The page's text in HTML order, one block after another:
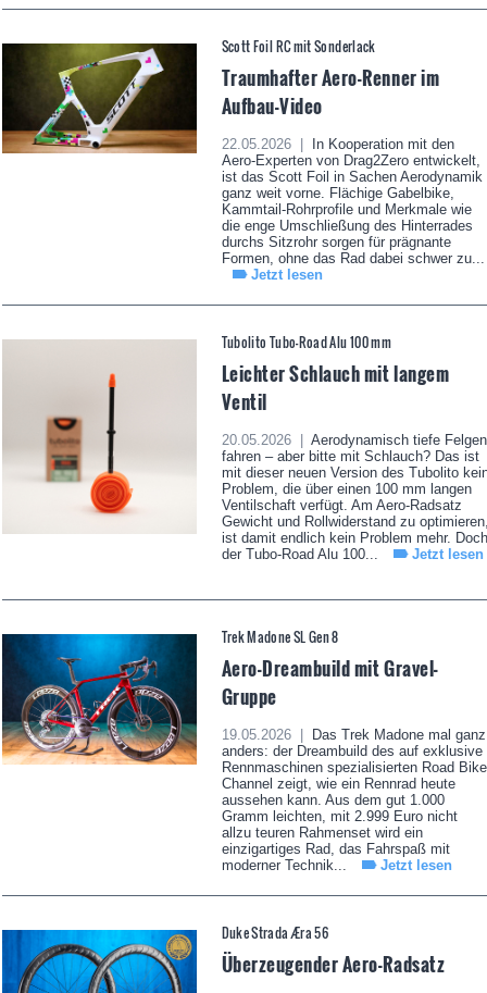
Scott Foil RC mit Sonderlack
Traumhafter Aero-Renner im
Aufbau-Video
22.05.2026 |
In Kooperation mit den
Aero-Experten von Drag2Zero entwickelt,
ist das Scott Foil in Sachen Aerodynamik
ganz weit vorne. Flächige Gabelbike,
Kammtail-Rohrprofile und Merkmale wie
die enge Umschließung des Hinterrades
durchs Sitzrohr sorgen für prägnante
Formen, ohne das Rad dabei schwer zu...
Jetzt lesen
Tubolito Tubo-Road Alu 100 mm
Leichter Schlauch mit langem
Ventil
20.05.2026 |
Aerodynamisch tiefe Felgen
fahren – aber bitte mit Schlauch? Das ist
mit dieser neuen Version des Tubolito
Problem, die über einen 100 mm langen
Ventilschaft verfügt. Am Aero-Radsatz
Gewicht und Rollwiderstand zu
ist damit endlich kein Problem mehr. Doch
der Tubo-Road Alu 100...
Jetzt lesen
Trek Madone SL Gen 8
Aero-Dreambuild mit Gravel-
Gruppe
19.05.2026 |
Das Trek Madone mal ganz
anders: der Dreambuild des auf exklusive
Rennmaschinen spezialisierten Road Bike
Channel zeigt, wie ein Rennrad heute
aussehen kann. Aus dem gut 1.000
Gramm leichten, mit 2.999 Euro nicht
allzu teuren Rahmenset wird ein
einzigartiges Rad, das Fahrspaß mit
moderner Technik...
Jetzt lesen
Duke Strada Æra 56
Überzeugender Aero-Radsatz